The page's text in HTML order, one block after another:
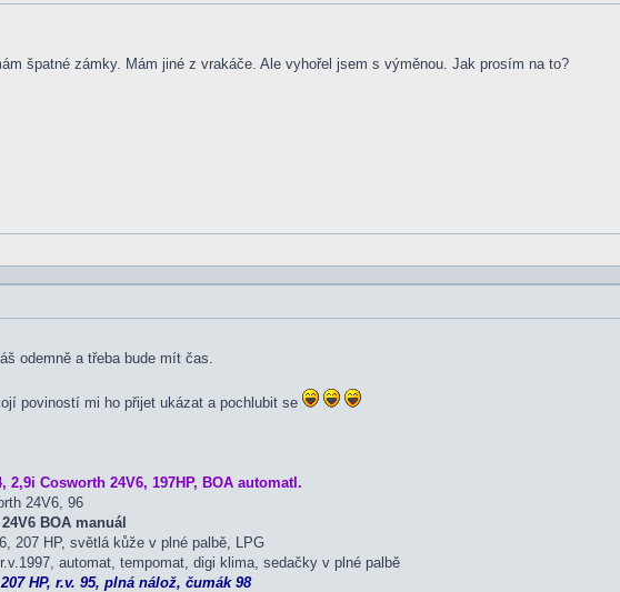
špatné zámky. Mám jiné z vrakáče. Ale vyhořel jsem s výměnou. Jak prosím na to?
odemně a třeba bude mít čas.
poviností mi ho přijet ukázat a pochlubit se
2,9i Cosworth 24V6, 197HP, BOA automatl.
24V6, 96
BOA manuál
207 HP, světlá kůže v plné palbě, LPG
automat, tempomat, digi klima, sedačky v plné palbě
HP, r.v. 95, plná nálož, čumák 98